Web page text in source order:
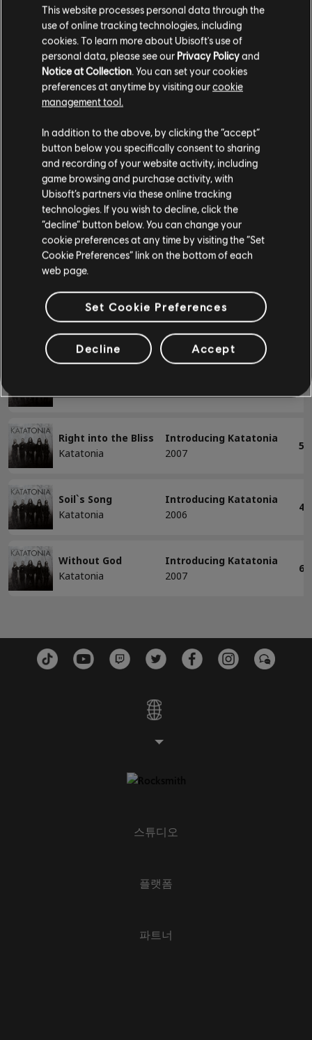
리듬 기타
대체 리듬 기타
코드 표
단순한 기타
베이스
베이스
대체 베이스
베이스 차트
피아노
단순한 피아노
전체 8 결과 중 1-8 결과 보기
아티스트 앨범 /연도
Cold Ways
Katatonia
Introducing Katatonia
1998
Dispossession
Katatonia
Introducing Katatonia
2004
I Break
Katatonia
Introducing Katatonia
Idle Blood
Katatonia
Introducing Katatonia
2009
Katatonia
2003
Right into the Bliss
Katatonia
Introducing Katatonia
2007
Soil`s Song
Katatonia
Introducing Katatonia
2006
Without God
Katatonia
Introducing Katatonia
2007
스튜디오
플랫폼
파트너
This website processes personal data through the
use of online tracking technologies, including
cookies. To learn more about Ubisoft's use of
personal data, please see our Privacy Policyand
Notice at Collection . You can set your cookies
preferences at anytime by visiting ourcookie
management tool.
In addition to the above, by clicking the “accept”
button below you specifically consent to sharing
and recording of your website activity, including
game browsing and purchase activity, with
Ubisoft’s partners via these online tracking
technologies. If you wish to decline, click the
“decline” button below. You can change your
cookie preferences at any time by visiting the “Set
Cookie Preferences” link on the bottom of each
web page.
Set Cookie Preferences
Decline Accept